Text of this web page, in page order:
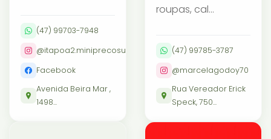
(47) 99703-7948
@itapoa2.miniprecosupermercados
Facebook
Avenida Beira Mar ,
1498...
roupas, cal...
(47) 99785-3787
@marcelagodoy70
Rua Vereador Erick
Speck, 750...